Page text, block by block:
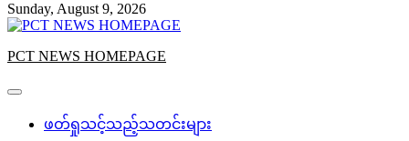
Sunday, August 9, 2026
PCT NEWS HOMEPAGE
ဖတ်ရှုသင့်သည့်သတင်းများ